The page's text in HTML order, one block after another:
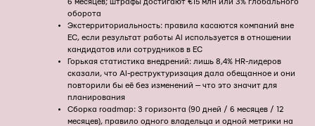
6 месяцев; штрафы достигают €15 млн или 3% глобального
оборота
Экстерриториальность: правила касаются компаний вне
ЕС, если результат работы AI используется в отношении
кандидатов или сотрудников в ЕС
Горькая статистика внедрений: лишь 8,4% HR-лидеров
сказали, что AI-реструктуризация дала обещанное и они
повторили бы её без изменений — что это значит для
планирования
Сборка roadmap: 3 горизонта (90 дней / 6 месяцев / 12
месяцев), правило одного владельца и одной метрики на